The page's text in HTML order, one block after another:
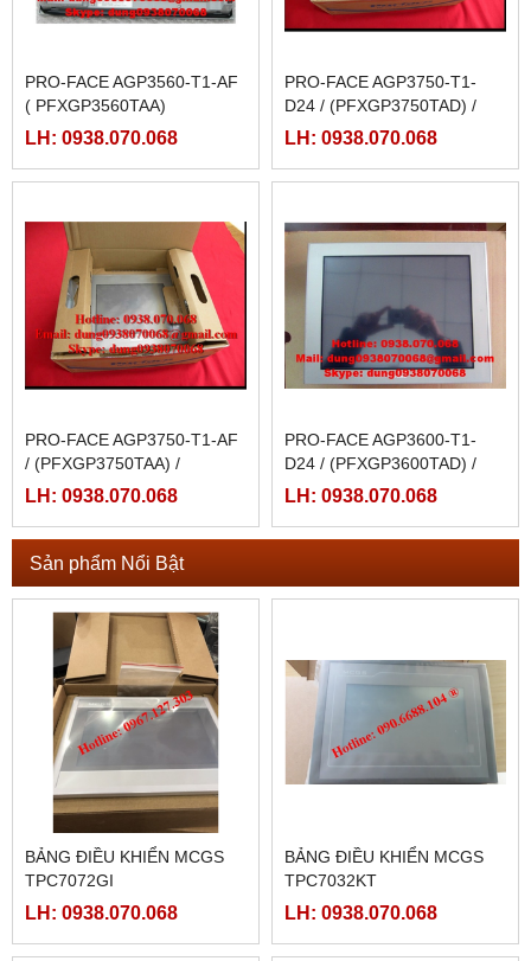
PRO-FACE AGP3560-T1-AF
( PFXGP3560TAA)
LH: 0938.070.068
PRO-FACE AGP3750-T1-
D24 / (PFXGP3750TAD) /
AGP3750-T1-D24-M
LH: 0938.070.068
PRO-FACE AGP3750-T1-AF
/ (PFXGP3750TAA) /
AGP3750-T1-AF-M
LH: 0938.070.068
PRO-FACE AGP3600-T1-
D24 / (PFXGP3600TAD) /
AGP3600-T1-D24-M
LH: 0938.070.068
Sản phẩm Nổi Bật
BẢNG ĐIỀU KHIỂN MCGS
TPC7072GI
LH: 0938.070.068
BẢNG ĐIỀU KHIỂN MCGS
TPC7032KT
LH: 0938.070.068